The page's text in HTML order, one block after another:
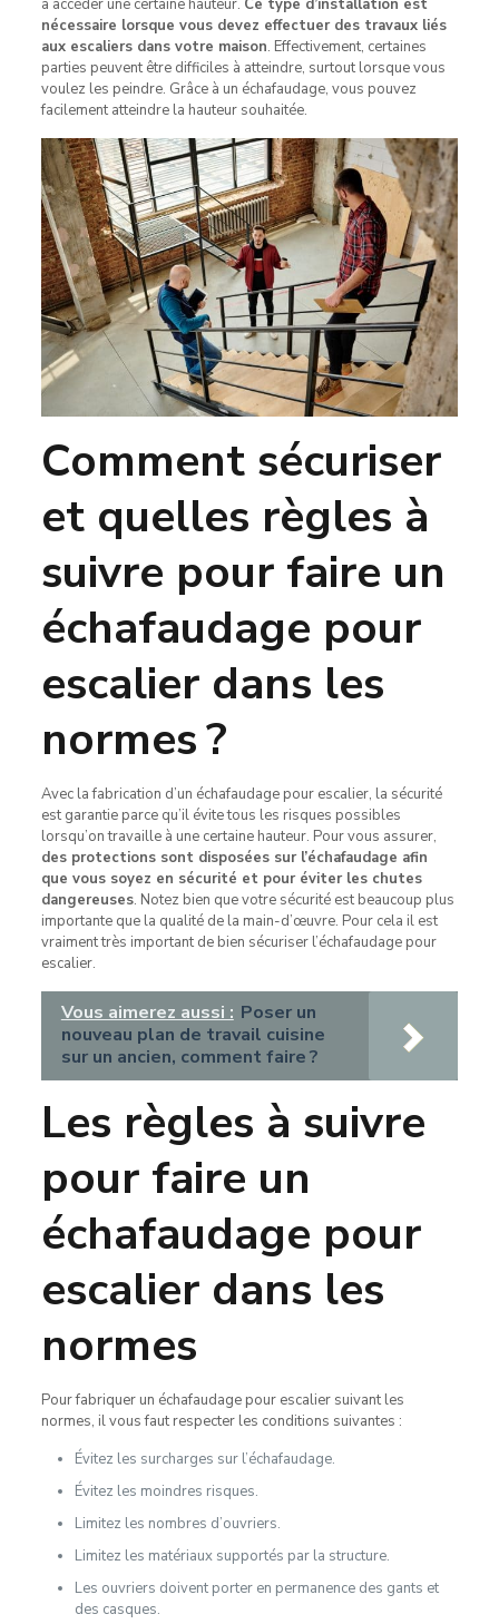
à accéder une certaine hauteur. Ce type d’installation est
nécessaire lorsque vous devez effectuer des travaux liés
aux escaliers dans votre maison. Effectivement, certaines
parties peuvent être difficiles à atteindre, surtout lorsque vous
voulez les peindre. Grâce à un échafaudage, vous pouvez
facilement atteindre la hauteur souhaitée.
Comment sécuriser
et quelles règles à
suivre pour faire un
échafaudage pour
escalier dans les
normes ?
Avec la fabrication d’un échafaudage pour escalier, la sécurité
est garantie parce qu’il évite tous les risques possibles
lorsqu’on travaille à une certaine hauteur. Pour vous assurer,
des protections sont disposées sur l’échafaudage afin
que vous soyez en sécurité et pour éviter les chutes
dangereuses. Notez bien que votre sécurité est beaucoup plus
importante que la qualité de la main-d’œuvre. Pour cela il est
vraiment très important de bien sécuriser l’échafaudage pour
escalier.
Vous aimerez aussi : Poser un
nouveau plan de travail cuisine
sur un ancien, comment faire ?
Les règles à suivre
pour faire un
échafaudage pour
escalier dans les
normes
Pour fabriquer un échafaudage pour escalier suivant les
normes, il vous faut respecter les conditions suivantes :
Évitez les surcharges sur l’échafaudage.
Évitez les moindres risques.
Limitez les nombres d’ouvriers.
Limitez les matériaux supportés par la structure.
Les ouvriers doivent porter en permanence des gants et
des casques.